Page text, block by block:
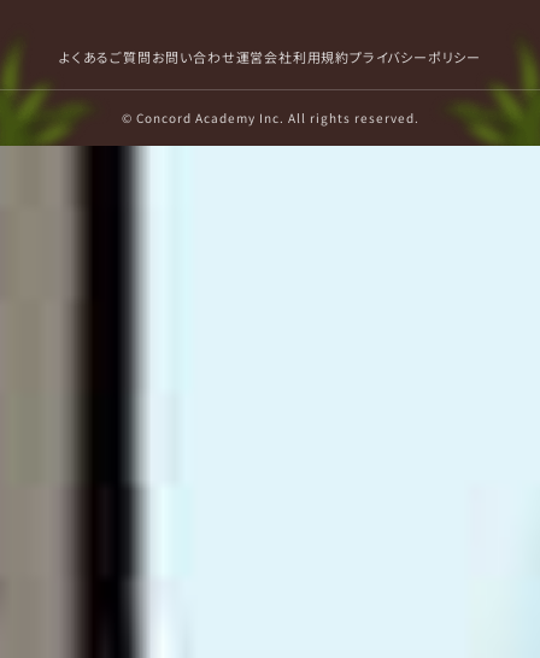
よくあるご質問お問い合わせ運営会社利用規約プライバシーポリシー
© Concord Academy Inc. All rights reserved.